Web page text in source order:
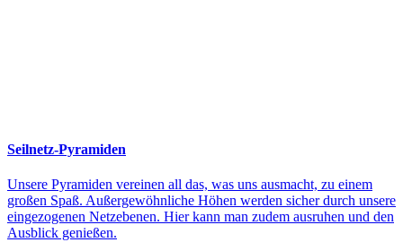
Seilnetz-Pyramiden
Unsere Pyramiden vereinen all das, was uns ausmacht, zu einem
großen Spaß. Außergewöhnliche Höhen werden sicher durch unsere
eingezogenen Netzebenen. Hier kann man zudem ausruhen und den
Ausblick genießen.